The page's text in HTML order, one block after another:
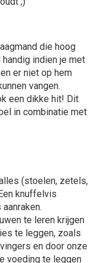
die hoog
indien je met
er niet op hem
vangen.
een dikke hit! Dit
in combinatie met
(stoelen, zetels,
knuffelvis
te leren krijgen
te leggen, zoals
en door onze
voeding te leggen